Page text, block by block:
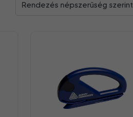
Rendezés népszerűség szerint